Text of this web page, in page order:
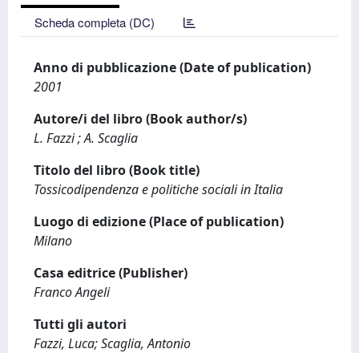
Scheda completa (DC)
Anno di pubblicazione (Date of publication)
2001
Autore/i del libro (Book author/s)
L. Fazzi ; A. Scaglia
Titolo del libro (Book title)
Tossicodipendenza e politiche sociali in Italia
Luogo di edizione (Place of publication)
Milano
Casa editrice (Publisher)
Franco Angeli
Tutti gli autori
Fazzi, Luca; Scaglia, Antonio